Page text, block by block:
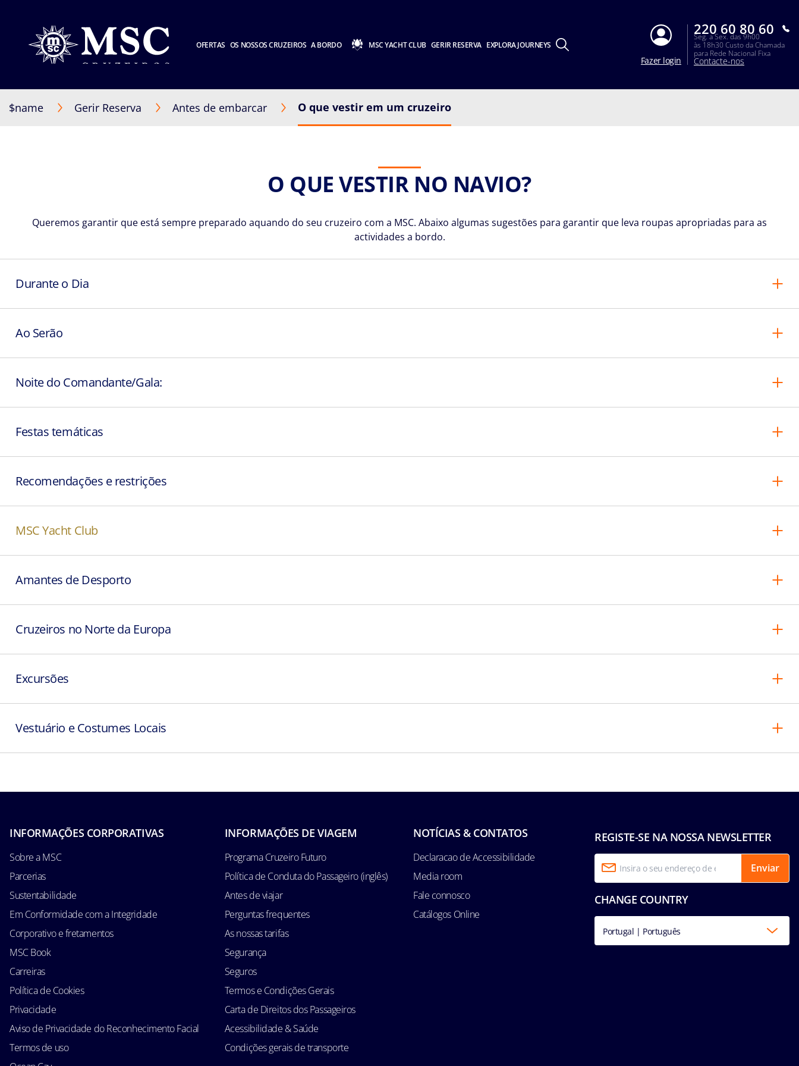
OFERTAS OS NOSSOS CRUZEIROS A BORDO MSC YACHT CLUB GERIR RESERVA EXPLORA JOURNEYS
Fazer login
220 60 80 60
Seg. a Sex. das 9h00
às 18h30 Custo da Chamada
para Rede Nacional Fixa
Contacte-nos
$name Gerir Reserva Antes de embarcar O que vestir em um cruzeiro
O QUE VESTIR NO NAVIO?
Queremos garantir que está sempre preparado aquando do seu cruzeiro com a MSC. Abaixo algumas sugestões para garantir que leva roupas apropriadas para as
actividades a bordo.
Durante o Dia
Ao Serão
Noite do Comandante/Gala:
Festas temáticas
Recomendações e restrições
MSC Yacht Club
Amantes de Desporto
Cruzeiros no Norte da Europa
Excursões
Vestuário e Costumes Locais
REGISTE-SE NA NOSSA NEWSLETTER
Enviar
CHANGE COUNTRY
Portugal | Português
INFORMAÇÕES CORPORATIVAS
Sobre a MSC
Parcerias
Sustentabilidade
Em Conformidade com a Integridade
Corporativo e fretamentos
MSC Book
Carreiras
Política de Cookies
Privacidade
Aviso de Privacidade do Reconhecimento Facial
Termos de uso
INFORMAÇÕES DE VIAGEM
Programa Cruzeiro Futuro
Política de Conduta do Passageiro (inglês)
Antes de viajar
Perguntas frequentes
As nossas tarifas
Segurança
Seguros
Termos e Condições Gerais
Carta de Direitos dos Passageiros
Acessibilidade & Saúde
Condições gerais de transporte
NOTÍCIAS & CONTATOS
Declaracao de Accessibilidade
Media room
Fale connosco
Catálogos Online